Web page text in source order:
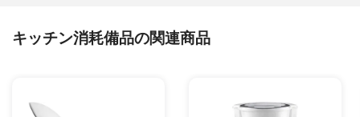
キッチン消耗備品の関連商品